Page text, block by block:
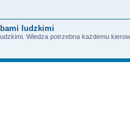
ludzkimi
Wiedza potrzebna każdemu